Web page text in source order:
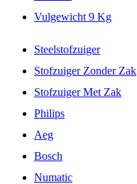
Vulgewicht 9 Kg
Steelstofzuiger
Stofzuiger Zonder Zak
Stofzuiger Met Zak
Philips
Aeg
Bosch
Numatic